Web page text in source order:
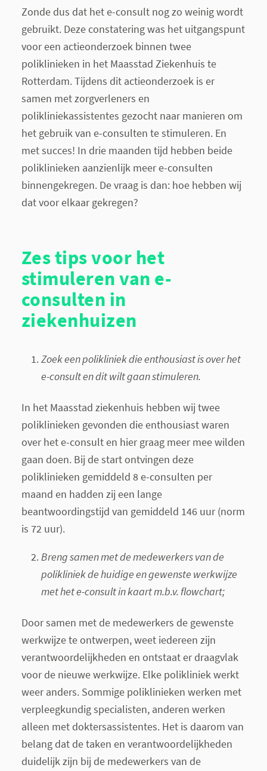
Zonde dus dat het e-consult nog zo weinig wordt
gebruikt. Deze constatering was het uitgangspunt
voor een actieonderzoek binnen twee
poliklinieken in het Maasstad Ziekenhuis te
Rotterdam. Tijdens dit actieonderzoek is er
samen met zorgverleners en
polikliniekassistentes gezocht naar manieren om
het gebruik van e-consulten te stimuleren. En
met succes! In drie maanden tijd hebben beide
poliklinieken aanzienlijk meer e-consulten
binnengekregen. De vraag is dan: hoe hebben wij
dat voor elkaar gekregen?
Zes tips voor het
stimuleren van e-
consulten in
ziekenhuizen
Zoek een polikliniek die enthousiast is over het
e-consult en dit wilt gaan stimuleren.
In het Maasstad ziekenhuis hebben wij twee
poliklinieken gevonden die enthousiast waren
over het e-consult en hier graag meer mee wilden
gaan doen. Bij de start ontvingen deze
poliklinieken gemiddeld 8 e-consulten per
maand en hadden zij een lange
beantwoordingstijd van gemiddeld 146 uur (norm
is 72 uur).
Breng samen met de medewerkers van de
polikliniek de huidige en gewenste werkwijze
met het e-consult in kaart m.b.v. flowchart;
Door samen met de medewerkers de gewenste
werkwijze te ontwerpen, weet iedereen zijn
verantwoordelijkheden en ontstaat er draagvlak
voor de nieuwe werkwijze. Elke polikliniek werkt
weer anders. Sommige poliklinieken werken met
verpleegkundig specialisten, anderen werken
alleen met doktersassistentes. Het is daarom van
belang dat de taken en verantwoordelijkheden
duidelijk zijn bij de medewerkers van de